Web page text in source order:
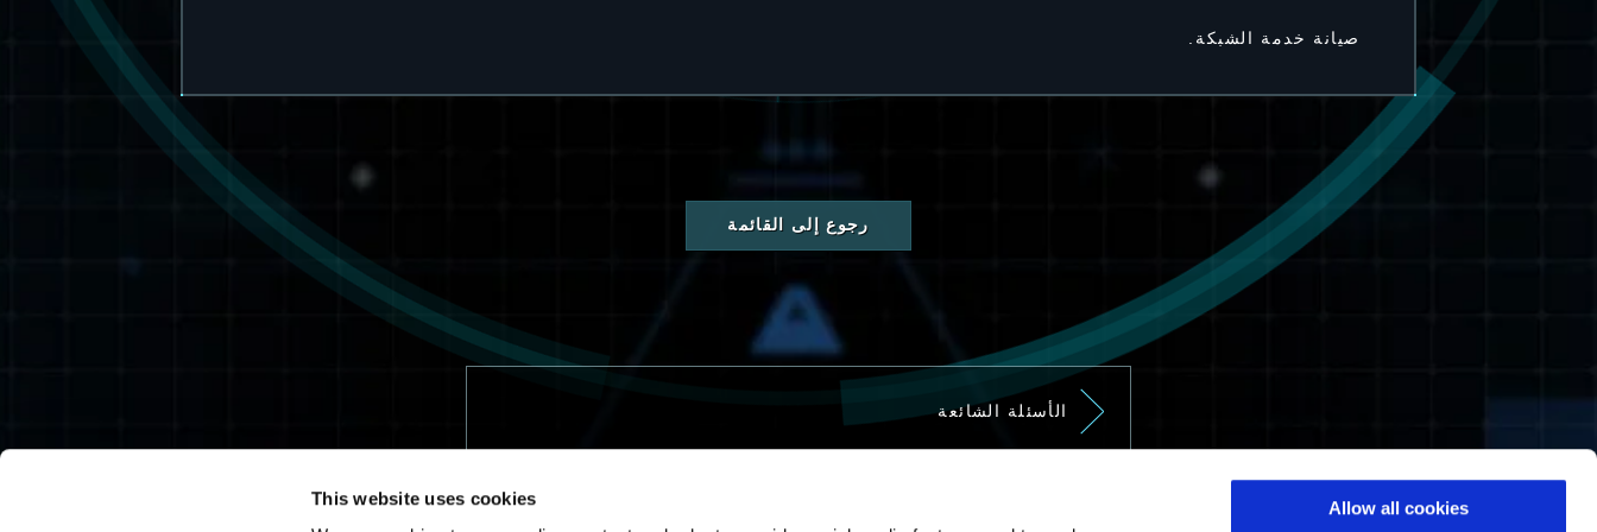
This website uses cookies
Allow all cookies
صيانة خدمة الشبكة.
رجوع إلى القائمة
الأسئلة الشائعة